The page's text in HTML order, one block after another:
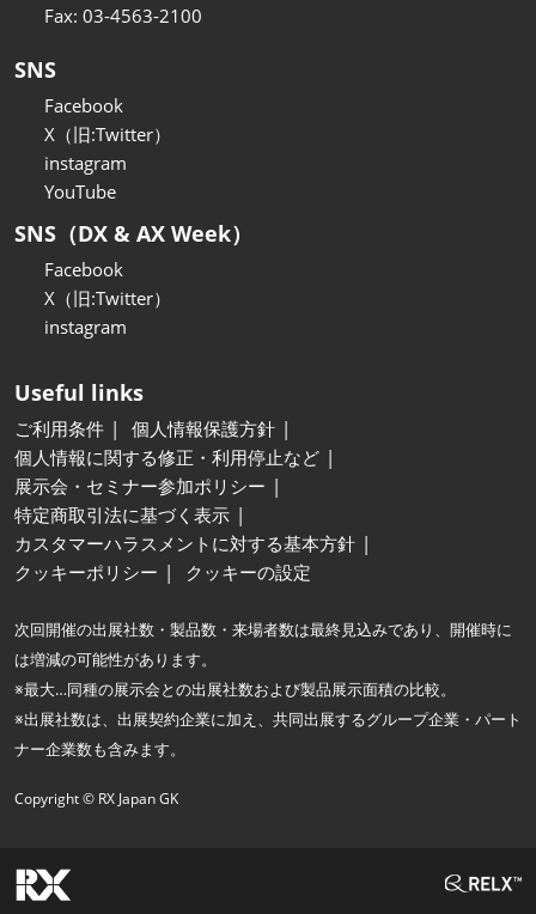
Fax: 03-4563-2100
SNS
Facebook
X（旧:Twitter）
instagram
YouTube
SNS（DX & AX Week）
Facebook
X（旧:Twitter）
instagram
Useful links
ご利用条件
個人情報保護方針
個人情報に関する修正・利用停止など
展示会・セミナー参加ポリシー
特定商取引法に基づく表示
カスタマーハラスメントに対する基本方針
クッキーポリシー
クッキーの設定
次回開催の出展社数・製品数・来場者数は最終見込みであり、開催時に
は増減の可能性があります。
※最大…同種の展示会との出展社数および製品展示面積の比較。
※出展社数は、出展契約企業に加え、共同出展するグループ企業・パート
ナー企業数も含みます。
Copyright © RX Japan GK